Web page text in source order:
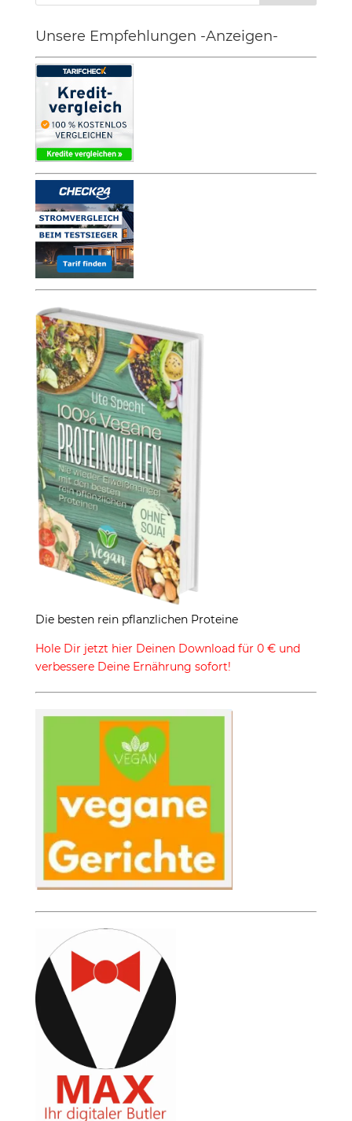
Unsere Empfehlungen -Anzeigen-
Die besten rein pflanzlichen Proteine
Hole Dir jetzt hier Deinen Download für 0 € und
verbessere Deine Ernährung sofort!